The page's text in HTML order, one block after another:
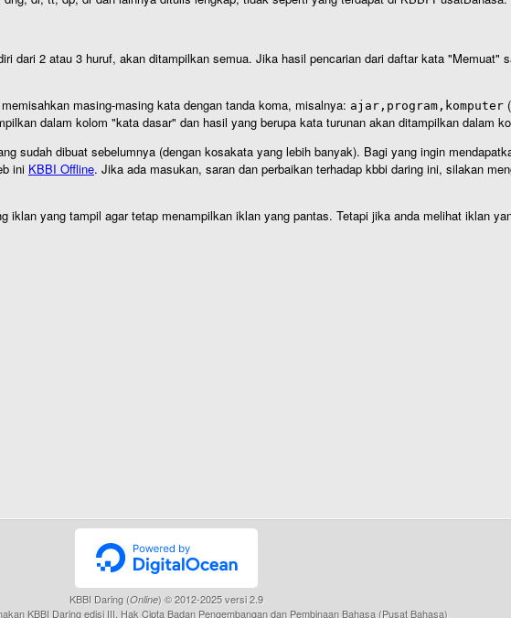
dari 2 atau 3 huruf, akan ditampilkan semua. Jika hasil pencarian dari daftar kata "Memuat"
masing-masing kata dengan tanda koma, misalnya: ajar,program,komputer
dalam kolom "kata dasar" dan hasil yang berupa kata turunan akan ditampilkan dalam
sudah dibuat sebelumnya (dengan kosakata yang lebih banyak). Bagi yang ingin
ini KBBI Offline. Jika ada masukan, saran dan perbaikan terhadap kbbi daring ini, silakan
iklan yang tampil agar tetap menampilkan iklan yang pantas. Tetapi jika anda melihat iklan
KBBI Daring (Online) © 2012-2025 versi 2.9
KBBI Daring edisi III, Hak Cipta Badan Pengembangan dan Pembinaan Bahasa (Pusat Bahasa)